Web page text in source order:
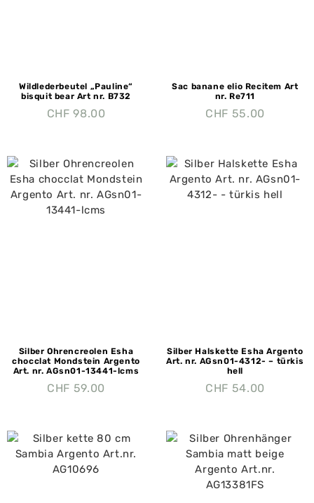
Wildlederbeutel „Pauline“
bisquit bear Art nr. B732
CHF 98.00
Sac banane elio Recitem Art
nr. Re711
CHF 55.00
Silber Ohrencreolen Esha
chocclat Mondstein Argento
Art. nr. AGsn01-13441-lcms
CHF 59.00
Silber Halskette Esha Argento
Art. nr. AGsn01-4312- – türkis
hell
CHF 54.00